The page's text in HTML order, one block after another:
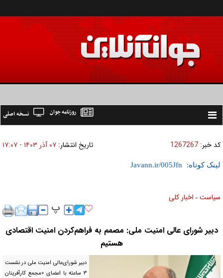
Toggle
نسخه اصلی روزنامه جوان
کد خبر: 1267267 تاریخ انتشار: ۰۷ آذر ۱۴۰۳ - ۱۷:۰۷
لینک کوتاه:
سیاست » اخبار کلی
دبیر شورای عالی امنیت ملی: مصمم به فراهم‌کردن امنیت اقتصادی
هستیم
دبیر شورای‌عالی امنیت ملی در نشست
۳ ساعته با اعضای «مجمع کارآفرینان